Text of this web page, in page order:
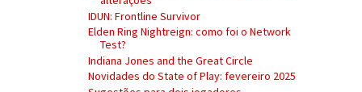
IDUN: Frontline Survivor
Elden Ring Nightreign: como foi o Network
Test?
Indiana Jones and the Great Circle
Novidades do State of Play: fevereiro 2025